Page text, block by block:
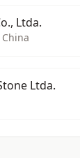
Ltda.
Ltda.